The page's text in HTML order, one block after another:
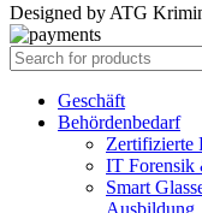
Designed by ATG
Geschäft
Behördenbedarf
Zertifizierte
IT Forensik
Smart
Ausbildung